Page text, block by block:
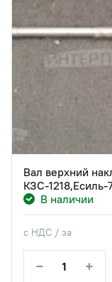
Вал верхний
КЗС-
В наличии
с НДС / за
− +